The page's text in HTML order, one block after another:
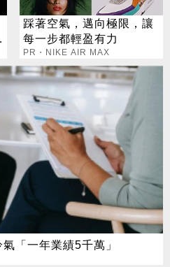
踩著空氣，邁向極限，讓
每一步都輕盈有力
PR・NIKE AIR MAX
「一年業績5千萬」